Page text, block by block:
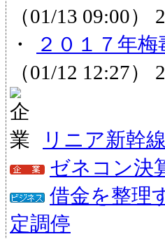
（01/13 09:00）
・
２０１７年
（01/12 12:27）
リニア新幹
ゼネコン決
借金を整理
定調停